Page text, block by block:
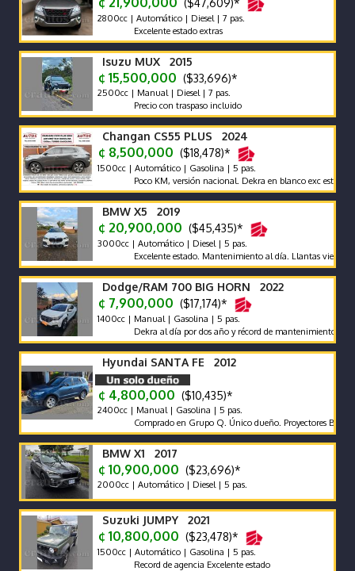
($47,609)*
2800cc | Automático | Diesel | 7 pas.
Excelente estado extras
Isuzu MUX 2015
¢ 15,500,000 ($33,696)*
2500cc | Manual | Diesel | 7 pas.
Precio con traspaso incluido
Changan CS55 PLUS 2024
¢ 8,500,000 ($18,478)*
1500cc | Automático | Gasolina | 5 pas.
Poco KM, versión nacional. Dekra en blanco exc estado
BMW X5 2019
¢ 20,900,000 ($45,435)*
3000cc | Automático | Diesel | 5 pas.
Excelente estado. Mantenimiento al día. Llantas vientiuno
Dodge/RAM 700 BIG HORN 2022
¢ 7,900,000 ($17,174)*
1400cc | Manual | Gasolina | 5 pas.
Dekra al día por dos año y récord de mantenimientos de
Hyundai SANTA FE 2012
¢ 4,800,000 ($10,435)*
2400cc | Manual | Gasolina | 5 pas.
Comprado en Grupo Q. Único dueño. Proyectores Biled.
BMW X1 2017
¢ 10,900,000 ($23,696)*
2000cc | Automático | Diesel | 5 pas.
Suzuki JUMPY 2021
¢ 10,800,000 ($23,478)*
1500cc | Automático | Gasolina | 5 pas.
Record de agencia Excelente estado